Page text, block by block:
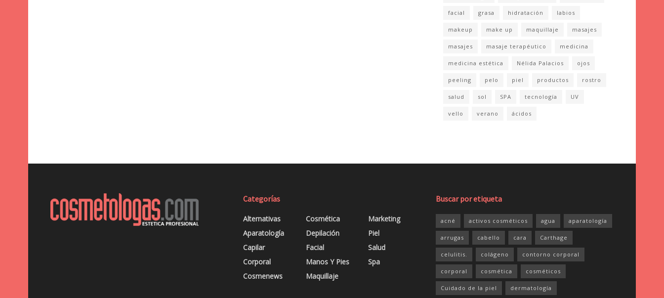
facial grasa hidratación labios
makeup make up maquillaje masajes
masajes masaje terapéutico medicina
medicina estética Nélida Palacios ojos
peeling pelo piel productos rostro
salud sol SPA tecnología UV
vello verano ácidos
Categorías
Alternativas
Aparatología
Capilar
Corporal
Cosmenews
Cosmética
Depilación
Facial
Manos Y Pies
Maquillaje
Marketing
Piel
Salud
Spa
Buscar por etiqueta
acné activos cosméticos agua aparatología
arrugas cabello cara Carthage
celulitis. colágeno contorno corporal
corporal cosmética cosméticos
Cuidado de la piel dermatología